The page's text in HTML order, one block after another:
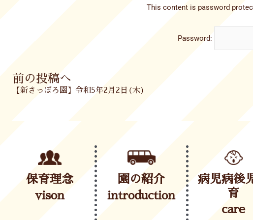
This content is password
Password:
Prev
前の投稿へ
【新さっぽろ園】令和5年2月2日(木)
保育理念
vison
園の紹介
introduction
病児病後
育
care